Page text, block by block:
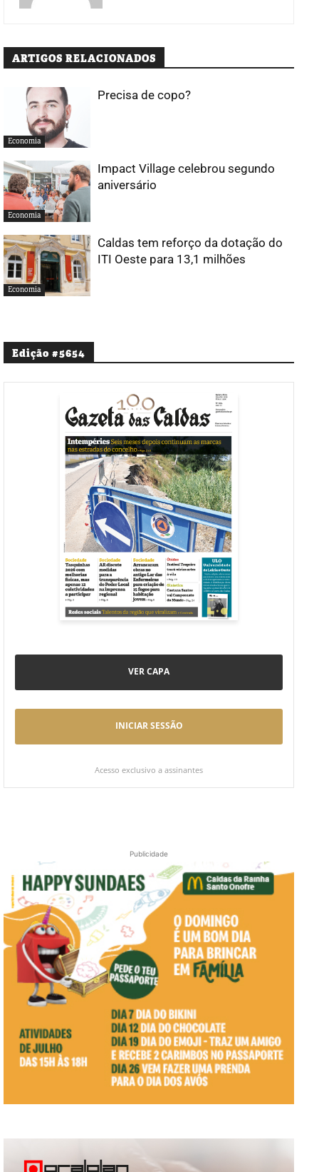
ARTIGOS RELACIONADOS
Economia
Precisa de copo?
Economia
Impact Village celebrou segundo
aniversário
Economia
Caldas tem reforço da dotação do
ITI Oeste para 13,1 milhões
Edição #5654
VER CAPA
INICIAR SESSÃO
Acesso exclusivo a assinantes
Publicidade